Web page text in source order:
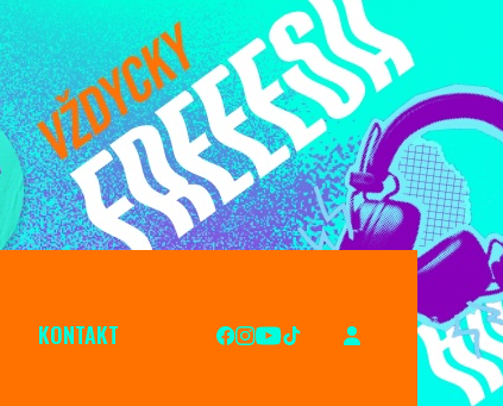
KONTAKT